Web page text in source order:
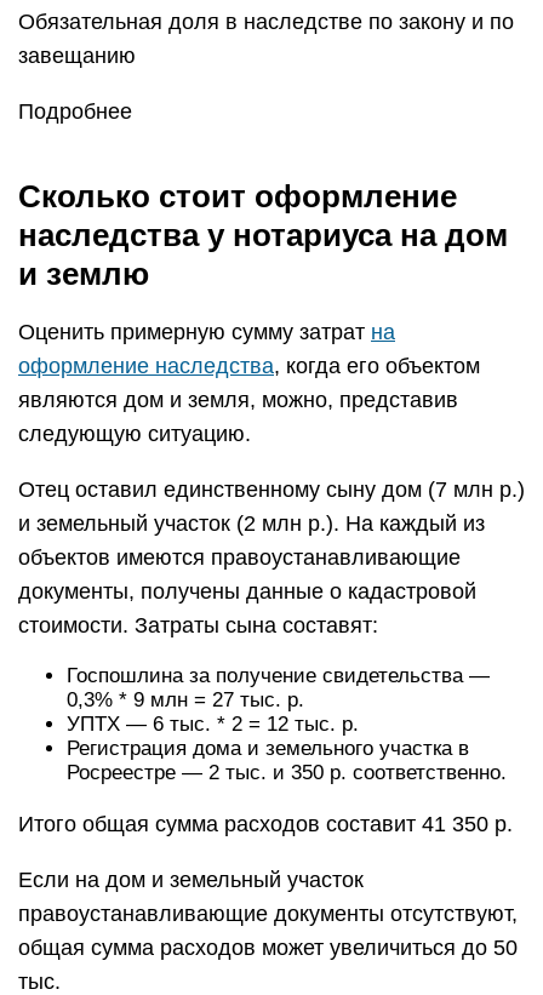
Обязательная доля в наследстве по закону и по
завещанию
Подробнее
Сколько стоит оформление
наследства у нотариуса на дом
и землю
Оценить примерную сумму затрат на
оформление наследства, когда его объектом
являются дом и земля, можно, представив
следующую ситуацию.
Отец оставил единственному сыну дом (7 млн р.)
и земельный участок (2 млн р.). На каждый из
объектов имеются правоустанавливающие
документы, получены данные о кадастровой
стоимости. Затраты сына составят:
Госпошлина за получение свидетельства —
0,3% * 9 млн = 27 тыс. р.
УПТХ — 6 тыс. * 2 = 12 тыс. р.
Регистрация дома и земельного участка в
Росреестре — 2 тыс. и 350 р. соответственно.
Итого общая сумма расходов составит 41 350 р.
Если на дом и земельный участок
правоустанавливающие документы отсутствуют,
общая сумма расходов может увеличиться до 50
тыс.